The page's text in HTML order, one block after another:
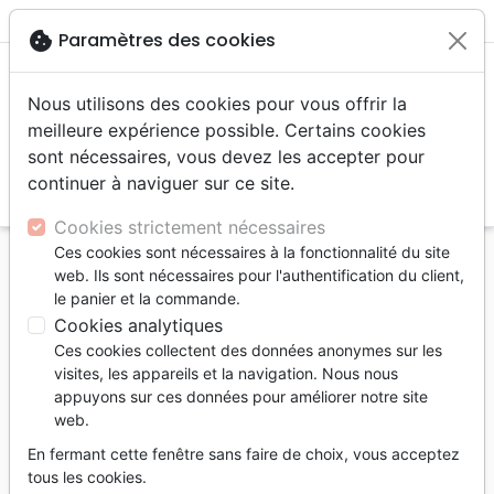
menu
Accueil Auteurs Wallace Randall
Randall Wallace
Liste des produits par auteur
Filtrertune
Films, fiction
cookie Paramètres des cookies
Nous utilisons des cookies pour vous offrir la
meilleure expérience possible. Certains cookies
sont nécessaires, vous devez les accepter pour
continuer à naviguer sur ce site.
Cookies strictement nécessaires
Ces cookies sont nécessaires à la fonctionnalité du site
web. Ils sont nécessaires pour l'authentification du client,
le panier et la commande.
Cookies analytiques
Ces cookies collectent des données anonymes sur les
visites, les appareils et la navigation. Nous nous
appuyons sur ces données pour améliorer notre site
web.
En fermant cette fenêtre sans faire de choix, vous acceptez
tous les cookies.